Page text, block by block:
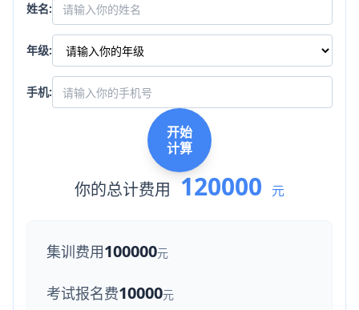
姓名:
年级:
手机:
开始
计算
你的总计费用 120000 元
集训费用100000元
考试报名费10000元